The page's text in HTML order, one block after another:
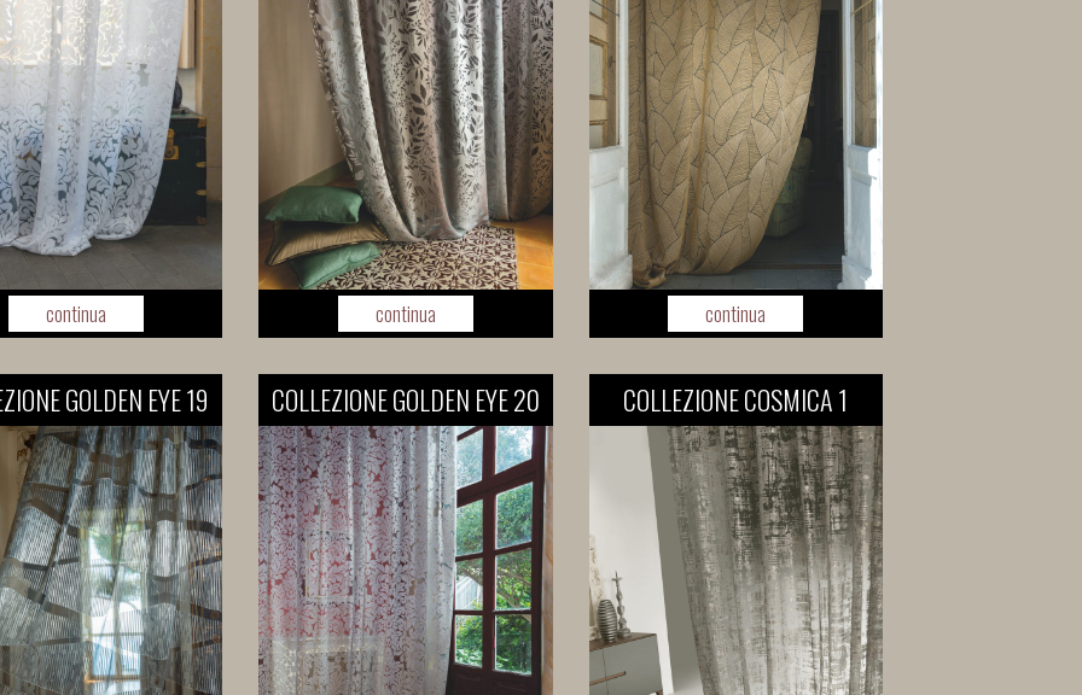
continua continua continua
GOLDEN EYE 19 COLLEZIONE GOLDEN EYE 20 COLLEZIONE COSMICA 1